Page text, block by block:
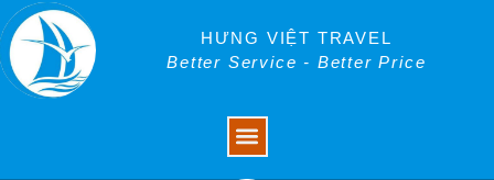
Skip
to
content
HƯNG VIỆT TRAVEL
Better Service - Better Price